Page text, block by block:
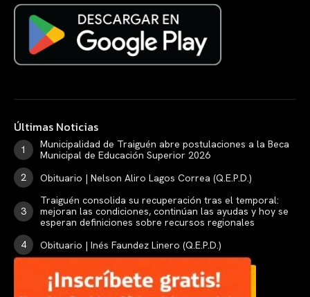
Últimas Noticias
Municipalidad de Traiguén abre postulaciones a la Beca
Municipal de Educación Superior 2026
Obituario | Nelson Aliro Lagos Correa (Q.E.P.D.)
Traiguén consolida su recuperación tras el temporal:
mejoran las condiciones, continúan las ayudas y hoy se
esperan definiciones sobre recursos regionales
Obituario | Inés Faundez Linero (Q.E.P.D.)